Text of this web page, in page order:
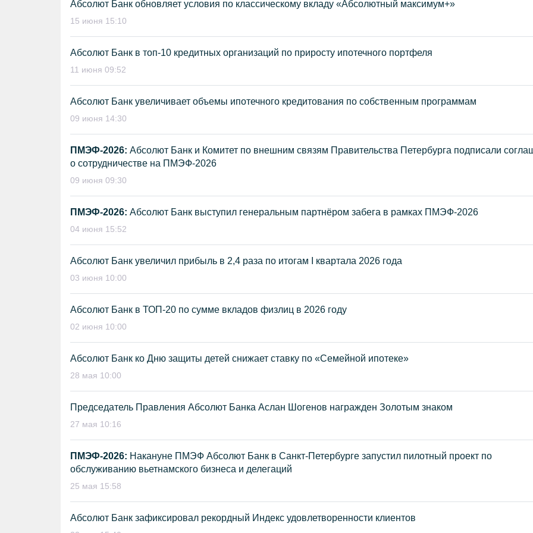
Абсолют Банк обновляет условия по классическому вкладу «Абсолютный максимум+»
15 июня 15:10
Абсолют Банк в топ-10 кредитных организаций по приросту ипотечного портфеля
11 июня 09:52
Абсолют Банк увеличивает объемы ипотечного кредитования по собственным программам
09 июня 14:30
ПМЭФ-2026: Абсолют Банк и Комитет по внешним связям Правительства Петербурга подписали
о сотрудничестве на ПМЭФ-2026
09 июня 09:30
ПМЭФ-2026: Абсолют Банк выступил генеральным партнёром забега в рамках ПМЭФ-2026
04 июня 15:52
Абсолют Банк увеличил прибыль в 2,4 раза по итогам I квартала 2026 года
03 июня 10:00
Абсолют Банк в ТОП-20 по сумме вкладов физлиц в 2026 году
02 июня 10:00
Абсолют Банк ко Дню защиты детей снижает ставку по «Семейной ипотеке»
28 мая 10:00
Председатель Правления Абсолют Банка Аслан Шогенов награжден Золотым знаком
27 мая 10:16
ПМЭФ-2026: Накануне ПМЭФ Абсолют Банк в Санкт-Петербурге запустил пилотный проект по
обслуживанию вьетнамского бизнеса и делегаций
25 мая 15:58
Абсолют Банк зафиксировал рекордный Индекс удовлетворенности клиентов